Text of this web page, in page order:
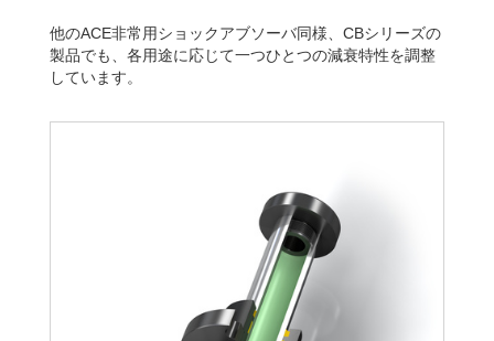
他のACE非常用ショックアブソーバ同様、CBシリーズの
製品でも、各用途に応じて一つひとつの減衰特性を調整
しています。